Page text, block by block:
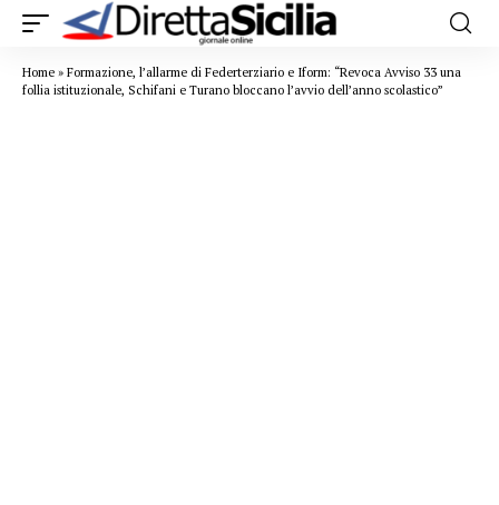
Home » Formazione, l’allarme di Federterziario e Iform: “Revoca Avviso 33 una
follia istituzionale, Schifani e Turano bloccano l’avvio dell’anno scolastico”